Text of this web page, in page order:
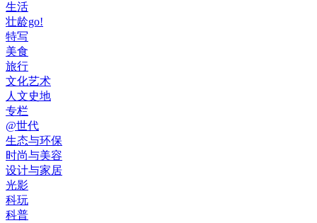
生活
壮龄go!
特写
美食
旅行
文化艺术
人文史地
专栏
@世代
生态与环保
时尚与美容
设计与家居
光影
科玩
科普